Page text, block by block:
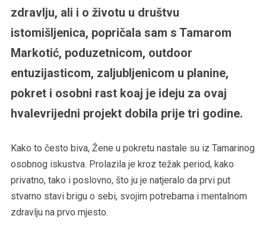
zdravlju, ali i o životu u društvu
istomišljenica, popričala sam s Tamarom
Markotić, poduzetnicom, outdoor
entuzijasticom, zaljubljenicom u planine,
pokret i osobni rast koaj je ideju za ovaj
hvalevrijedni projekt dobila prije tri godine.
Kako to često biva, Žene u pokretu nastale su iz Tamarinog
osobnog iskustva. Prolazila je kroz težak period, kako
privatno, tako i poslovno, što ju je natjeralo da prvi put
stvarno stavi brigu o sebi, svojim potrebama i mentalnom
zdravlju na prvo mjesto.